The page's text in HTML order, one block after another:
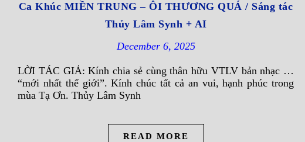
Ca Khúc MIỀN TRUNG – ÔI THƯƠNG QUÁ / Sáng tác
Thủy Lâm Synh + AI
December 6, 2025
LỜI TÁC GIẢ: Kính chia sẻ cùng thân hữu VTLV bản nhạc …
“mới nhất thế giới”. Kính chúc tất cả an vui, hạnh phúc trong
mùa Tạ Ơn. Thủy Lâm Synh
READ MORE